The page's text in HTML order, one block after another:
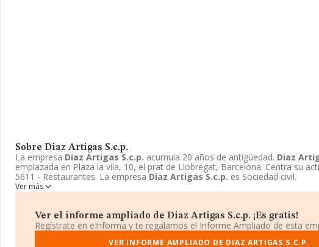
Sobre Diaz Artigas S.c.p.
La empresa Diaz Artigas S.c.p. acumula 20 años de antigüedad. Diaz
emplazada en Plaza la vila, 10, el prat de Llobregat, Barcelona. Centra su
5611 - Restaurantes. La empresaDiaz Artigas S.c.p. es Sociedad civil.
Ver más
Ver el informe ampliado de Diaz Artigas S.c.p. ¡Es gratis!
Regístrate en eInforma y te regalamos el Informe Ampliado de esta
VER INFORME AMPLIADO DE DIAZ ARTIGAS S.C.P.